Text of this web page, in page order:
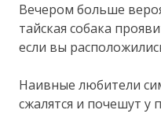
Вечером больше
тайская собака
если вы
Наивные любители
сжалятся и почешут у